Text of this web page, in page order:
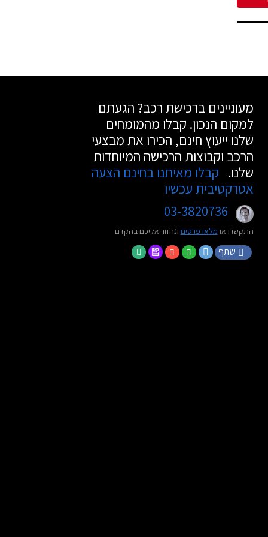
מעוניינים ברכישת רכב? הגעתם
למקום הנכון. קבלו מהמומחים
שלנו ייעוץ חינם, הכירו את מבצעי
הרכב וקבוצות הרכישה המיוחדות
שלנו. קבלו מאיתנו בחינם הצעה
אטרקטיבית עכשיו
03-3820736
התקשרו או מלאו פרטים ונחזור אליכם בהקדם
שתף